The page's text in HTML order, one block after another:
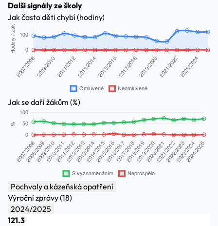
Další signály ze školy
Jak často děti chybí (hodiny)
Jak se daří žákům (%)
Pochvaly a kázeňská opatření
Výroční zprávy (18)
2024/2025
121.3